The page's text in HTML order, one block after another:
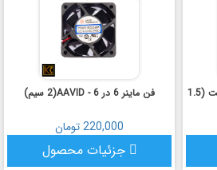
کابل HDMI کنفی فول اچ دی دی نت (1.5
فن ماینر 6 در 6 - AAVID(2 سیم)
220,000 تومان
جزئیات محصول